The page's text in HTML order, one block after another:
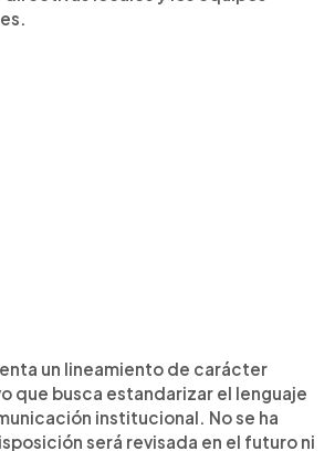
un lineamiento de carácter
que busca estandarizar el lenguaje
institucional. No se ha
será revisada en el futuro ni